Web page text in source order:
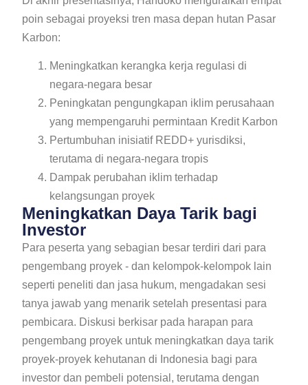
poin sebagai proyeksi tren masa depan hutan Pasar
Karbon:
Meningkatkan kerangka kerja regulasi di
negara-negara besar
Peningkatan pengungkapan iklim perusahaan
yang mempengaruhi permintaan Kredit Karbon
Pertumbuhan inisiatif REDD+ yurisdiksi,
terutama di negara-negara tropis
Dampak perubahan iklim terhadap
kelangsungan proyek
Meningkatkan Daya Tarik bagi
Investor
Para peserta yang sebagian besar terdiri dari para
pengembang proyek - dan kelompok-kelompok lain
seperti peneliti dan jasa hukum, mengadakan sesi
tanya jawab yang menarik setelah presentasi para
pembicara. Diskusi berkisar pada harapan para
pengembang proyek untuk meningkatkan daya tarik
proyek-proyek kehutanan di Indonesia bagi para
investor dan pembeli potensial, terutama dengan